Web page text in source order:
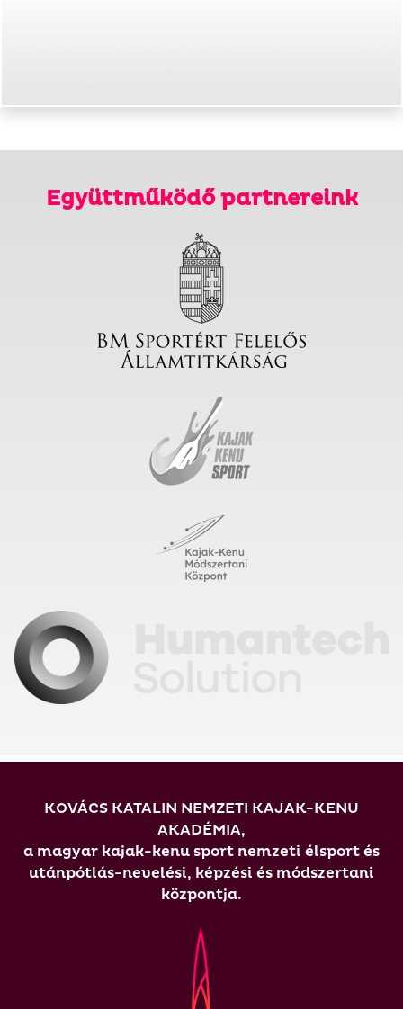
Együttműködő partnereink
KOVÁCS KATALIN NEMZETI KAJAK-KENU
AKADÉMIA,
a magyar kajak-kenu sport nemzeti élsport és
utánpótlás-nevelési, képzési és módszertani
központja.